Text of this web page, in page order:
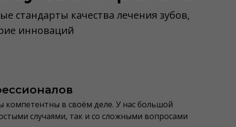
качества лечения зубов,
инноваций
компетентны в своём деле. У нас большой
случаями, так и со сложными вопросами